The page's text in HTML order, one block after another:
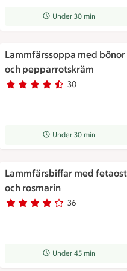
Receptet tar Under 30 min
Under 30 min
Lammfärssoppa med bönor
och pepparrotskräm
Betyg 4.5 av 5. 30
30 personer har röstat
Receptet tar Under 30 min
Under 30 min
Lammfärsbiffar med fetaost
och rosmarin
Betyg 4 av 5.
36
36 personer har röstat
Receptet tar Under 45
Under 45 min